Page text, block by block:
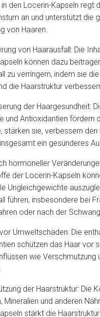
den Locerin-Kapseln regt
an und unterstützt die
von Haaren.
von Haarausfall: Die
können dazu
zu verringern, indem sie
die Haarstruktur
der Haargesundheit:
und Antioxidantien fördern
stärken sie, verbessern den
ein gesünderes
hormoneller
der Locerin-Kapseln
Ungleichgewichte
führen, insbesondere bei
oder nach der
Umweltschäden: Die
schützen das Haar vor
wie Verschmutzung
der Haarstruktur: Die
Mineralien und anderen
stärkt die